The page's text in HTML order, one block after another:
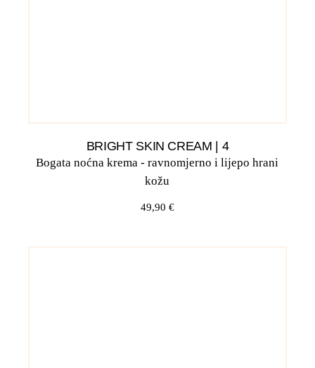
BRIGHT SKIN CREAM | 4
Bogata noćna krema - ravnomjerno i lijepo hrani
kožu
49,90 €